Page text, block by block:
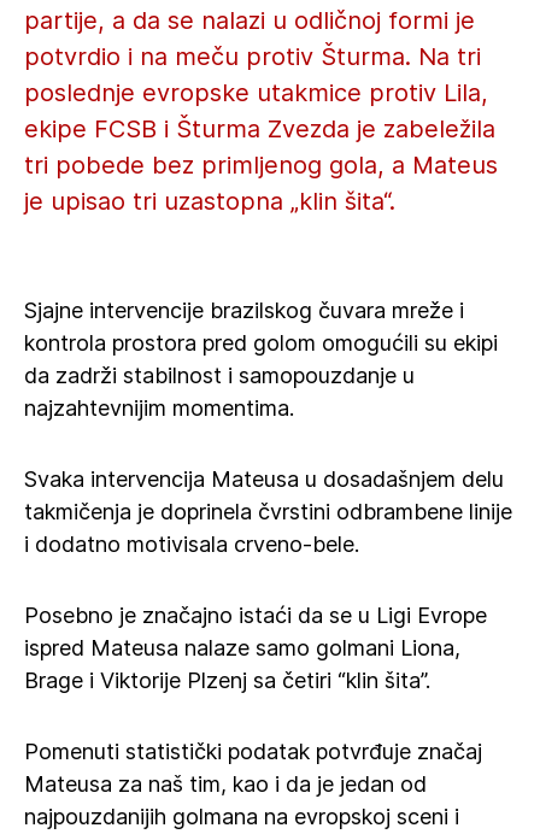
partije, a da se nalazi u odličnoj formi je
potvrdio i na meču protiv Šturma. Na tri
poslednje evropske utakmice protiv Lila,
ekipe FCSB i Šturma Zvezda je zabeležila
tri pobede bez primljenog gola, a Mateus
je upisao tri uzastopna „klin šita“.
Sjajne intervencije brazilskog čuvara mreže i
kontrola prostora pred golom omogućili su ekipi
da zadrži stabilnost i samopouzdanje u
najzahtevnijim momentima.
Svaka intervencija Mateusa u dosadašnjem delu
takmičenja je doprinela čvrstini odbrambene linije
i dodatno motivisala crveno-bele.
Posebno je značajno istaći da se u Ligi Evrope
ispred Mateusa nalaze samo golmani Liona,
Brage i Viktorije Plzenj sa četiri “klin šita”.
Pomenuti statistički podatak potvrđuje značaj
Mateusa za naš tim, kao i da je jedan od
najpouzdanijih golmana na evropskoj sceni i